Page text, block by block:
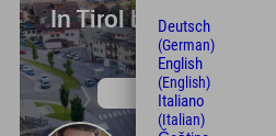
In Tirol befindet
Das etwas andere
Deutsch
(German)
English
(English)
Italiano
(Italian)